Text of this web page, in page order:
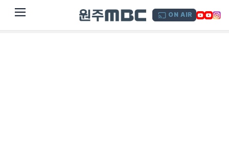
dehaze ON AIR